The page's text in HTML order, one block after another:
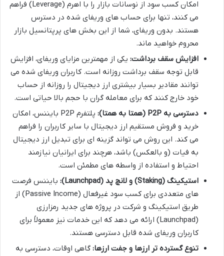
امکان کسب سود از نوسانات بازار را با اهرم (Leverage) فراهم
می کنند، تنها برای حساب های وریفای شده در دسترس
هستند. بدون وریفای، شما از این بخش های پرپتانسیل بازار
محروم خواهید ماند.
افزایش سقف برداشت: یکی از مهمترین مزایای وریفای، افزایش
قابل توجه سقف برداشت روزانه است. کاربران وریفای شده می
توانند مقادیر بسیار بیشتری ارز دیجیتال را روزانه از حساب
خود خارج کنند که برای معامله گران با حجم بالا حیاتی است.
دسترسی به P2P (همتا به همتا):
پلتفرم P2P بایننس، امکان
خرید و فروش مستقیم ارز دیجیتال با سایر کاربران را فراهم
می کند. این روش می تواند گزینه ای برای تبدیل ارز دیجیتال
به فیات (و بالعکس) باشد، هرچند برای ایرانیان نیازمند
احتیاط و استفاده از واسطه های مطمئن است.
استیکینگ (Staking) و لانچ پد (Launchpad):
بایننس فرصت
های متعددی برای کسب سود غیرفعال (Passive Income) از
طریق استیکینگ و شرکت در پروژه های جدید رمزارزی
(Launchpad) ارائه می دهد که این خدمات نیز معمولاً برای
کاربران وریفای شده قابل دسترسی هستند.
تنوع گسترده تر ارزها و جفت ارزها: گاهی اوقات، دسترسی به